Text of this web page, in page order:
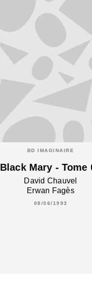
BD IMAGINAIRE
Black Mary - Tome
David Chauvel
Erwan Fagès
08/06/1993